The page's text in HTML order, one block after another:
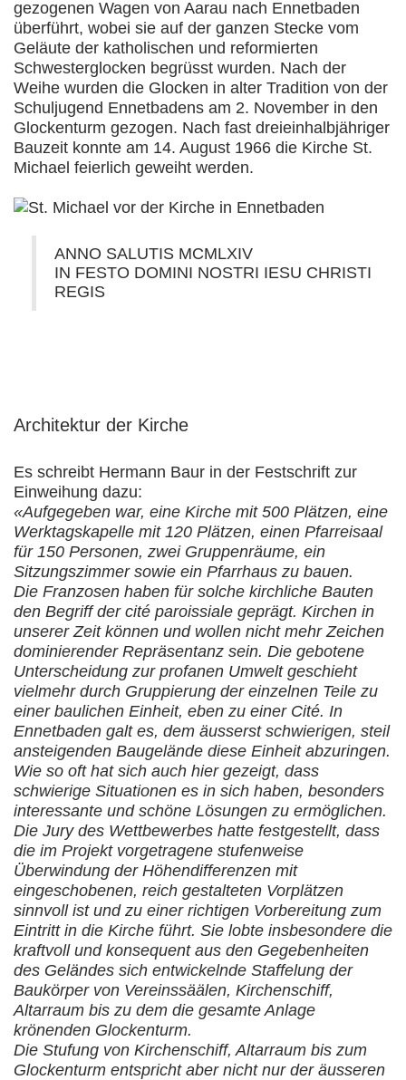
gezogenen Wagen von Aarau nach Ennetbaden
überführt, wobei sie auf der ganzen Stecke vom
Geläute der katholischen und reformierten
Schwesterglocken begrüsst wurden. Nach der
Weihe wurden die Glocken in alter Tradition von der
Schuljugend Ennetbadens am 2. November in den
Glockenturm gezogen. Nach fast dreieinhalbjähriger
Bauzeit konnte am 14. August 1966 die Kirche St.
Michael feierlich geweiht werden.
ANNO SALUTIS MCMLXIV
IN FESTO DOMINI NOSTRI IESU CHRISTI
REGIS
Architektur der Kirche
Es schreibt Hermann Baur in der Festschrift zur
Einweihung dazu:
«Aufgegeben war, eine Kirche mit 500 Plätzen, eine
Werktagskapelle mit 120 Plätzen, einen Pfarreisaal
für 150 Personen, zwei Gruppenräume, ein
Sitzungszimmer sowie ein Pfarrhaus zu bauen.
Die Franzosen haben für solche kirchliche Bauten
den Begriff der cité paroissiale geprägt. Kirchen in
unserer Zeit können und wollen nicht mehr Zeichen
dominierender Repräsentanz sein. Die gebotene
Unterscheidung zur profanen Umwelt geschieht
vielmehr durch Gruppierung der einzelnen Teile zu
einer baulichen Einheit, eben zu einer Cité. In
Ennetbaden galt es, dem äusserst schwierigen, steil
ansteigenden Baugelände diese Einheit abzuringen.
Wie so oft hat sich auch hier gezeigt, dass
schwierige Situationen es in sich haben, besonders
interessante und schöne Lösungen zu ermöglichen.
Die Jury des Wettbewerbes hatte festgestellt, dass
die im Projekt vorgetragene stufenweise
Überwindung der Höhendifferenzen mit
eingeschobenen, reich gestalteten Vorplätzen
sinnvoll ist und zu einer richtigen Vorbereitung zum
Eintritt in die Kirche führt. Sie lobte insbesondere die
kraftvoll und konsequent aus den Gegebenheiten
des Geländes sich entwickelnde Staffelung der
Baukörper von Vereinssäälen, Kirchenschiff,
Altarraum bis zu dem die gesamte Anlage
krönenden Glockenturm.
Die Stufung von Kirchenschiff, Altarraum bis zum
Glockenturm entspricht aber nicht nur der äusseren